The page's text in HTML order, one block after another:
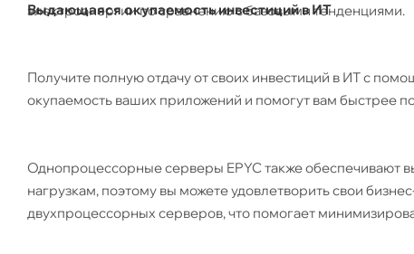
электроэнергии по сравнению с базовыми тенденциями.
Выдающаяся окупаемость инвестиций в ИТ
Получите полную отдачу от своих инвестиций в ИТ с
окупаемость ваших приложений и помогут вам быстрее
Однопроцессорные серверы EPYC также обеспечивают
нагрузкам, поэтому вы можете удовлетворить свои
двухпроцессорных серверов, что помогает